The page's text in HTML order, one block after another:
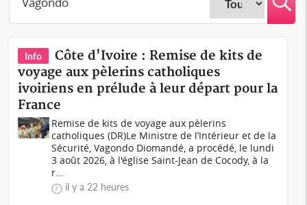
Info
Côte d'Ivoire : Remise de kits de
voyage aux pèlerins catholiques
ivoiriens en prélude à leur départ pour la
France
Remise de kits de voyage aux pèlerins
catholiques (DR)Le Ministre de l’Intérieur et de la
Sécurité, Vagondo Diomandé, a procédé, le lundi
3 août 2026, à l'église Saint-Jean de Cocody, à la
r...
il y a 22 heures